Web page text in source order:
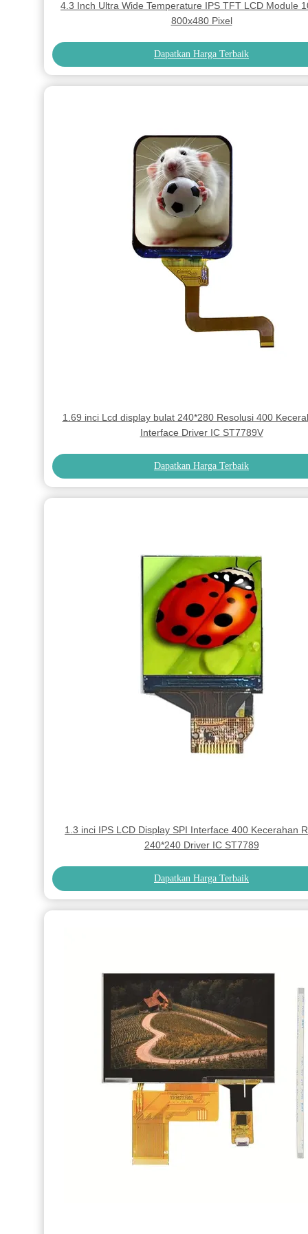
4.3 Inch Ultra Wide Temperature IPS TFT LCD Module
800x480 Pixel
Dapatkan Harga Terbaik
1.69 inci Lcd display bulat 240*280 Resolusi 400
Interface Driver IC ST7789V
Dapatkan Harga Terbaik
1.3 inci IPS LCD Display SPI Interface 400 Kecerahan
240*240 Driver IC ST7789
Dapatkan Harga Terbaik